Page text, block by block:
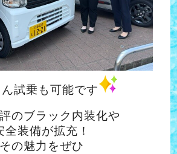
試乗も可能です
のブラック内装化や
全装備が拡充！
その魅力をぜひ